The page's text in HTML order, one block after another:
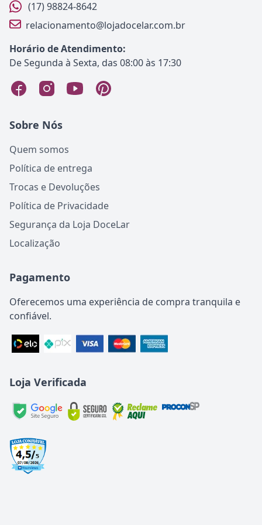
(17) 98824-8642
relacionamento@lojadocelar.com.br
Horário de Atendimento:
De Segunda à Sexta, das 08:00 às 17:30
Sobre Nós
Quem somos
Política de entrega
Trocas e Devoluções
Política de Privacidade
Segurança da Loja DoceLar
Localização
Pagamento
Oferecemos uma experiência de compra tranquila e
confiável.
Loja Verificada